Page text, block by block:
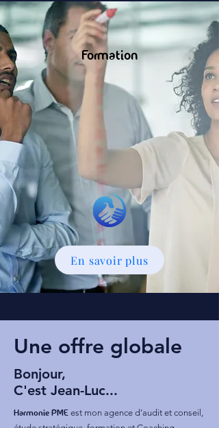
Formation
En savoir plus
Une offre globale
Bonjour,
C'est Jean-Luc...
Harmonie PME est mon agence d’audit et conseil,